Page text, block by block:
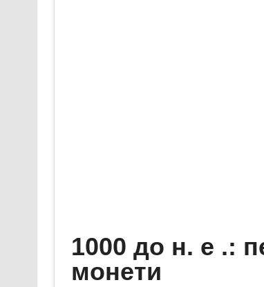
1000 до н. е .:
монети